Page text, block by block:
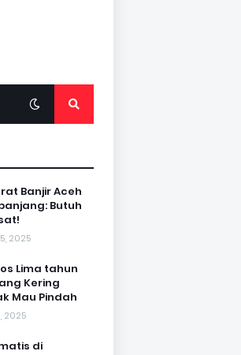
Banjir Aceh
Butuh
2025
Lima tahun
Kering
Mau Pindah
2025
di